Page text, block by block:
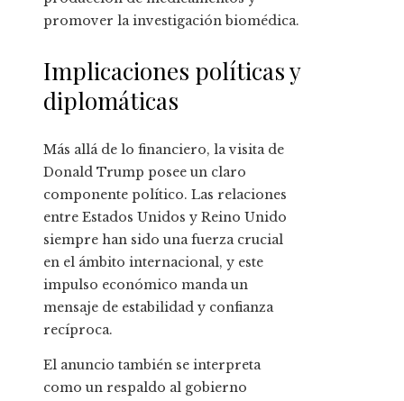
promover la investigación biomédica.
Implicaciones políticas y
diplomáticas
Más allá de lo financiero, la visita de
Donald Trump posee un claro
componente político. Las relaciones
entre Estados Unidos y Reino Unido
siempre han sido una fuerza crucial
en el ámbito internacional, y este
impulso económico manda un
mensaje de estabilidad y confianza
recíproca.
El anuncio también se interpreta
como un respaldo al gobierno